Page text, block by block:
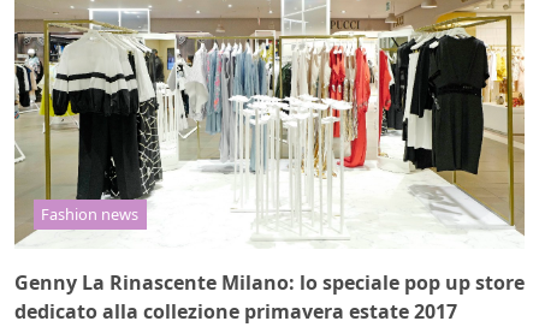
Fashion news
Genny La Rinascente Milano: lo speciale pop up store
dedicato alla collezione primavera estate 2017